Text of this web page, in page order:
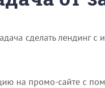
сделать лендинг
на промо-сайте с